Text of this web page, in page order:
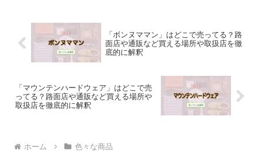
「ボンヌママン」はどこで売ってる？路
面店や通販など買える場所や取扱店を徹
底的に解釈
「マウンテンハードウェア」はどこで売
ってる？路面店や通販など買える場所や
取扱店を徹底的に解釈
ホーム 色々な商品